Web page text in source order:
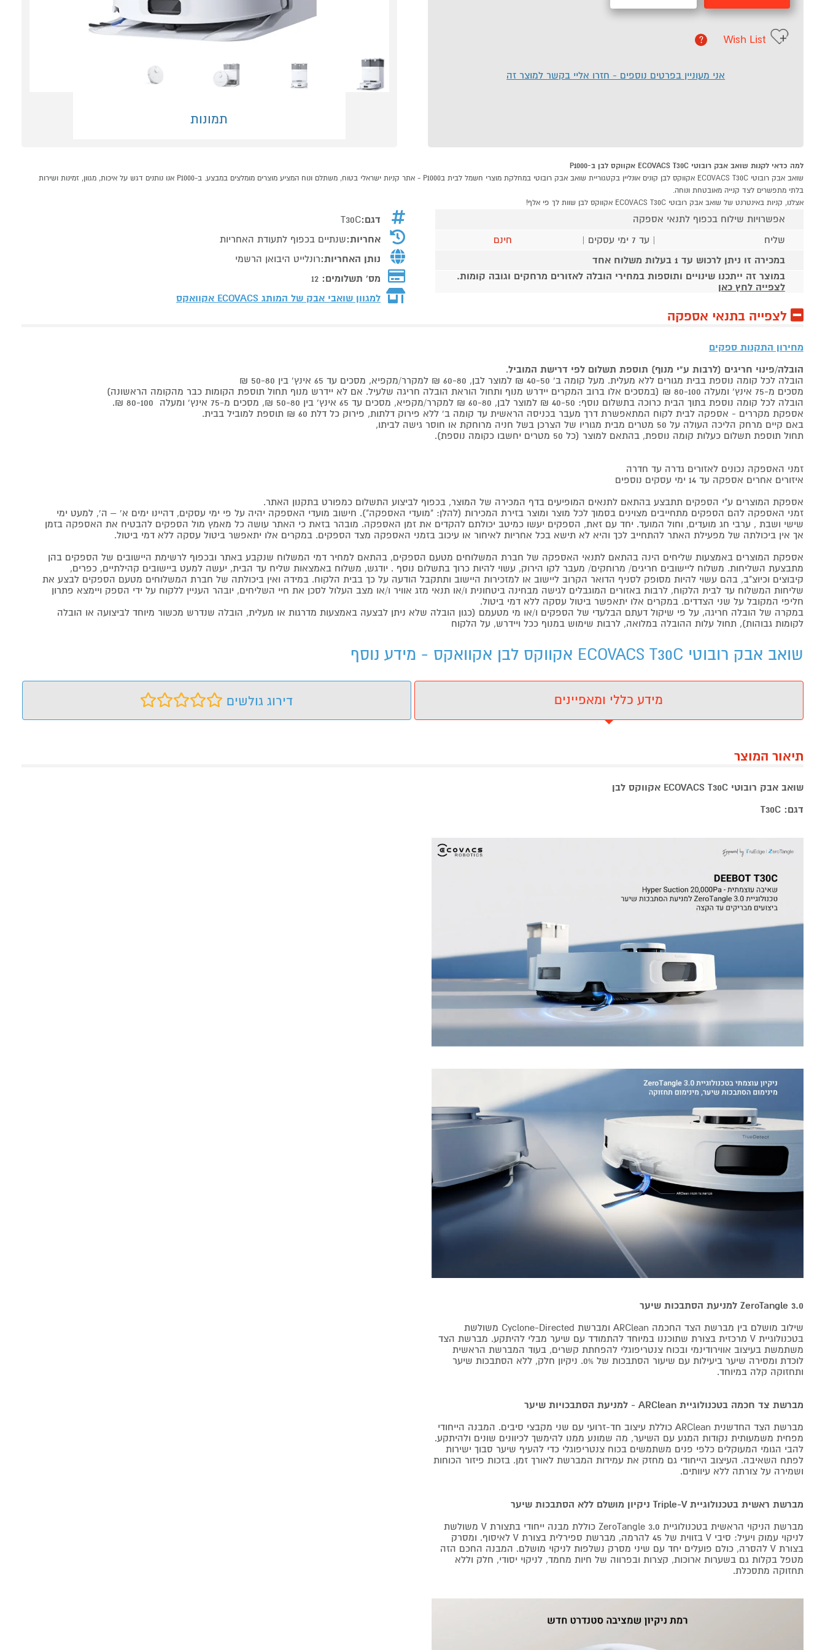
תמונות
Wish List
?
אני מעוניין בפרטים נוספים - חזרו אליי בקשר למוצר זה
למה כדאי לקנות שואב אבק רובוטי ECOVACS T30C אקווקס לבן ב-P1000
שואב אבק רובוטי ECOVACS T30C אקווקס לבן קונים אונליין בקטגוריית שואב אבק רובוטי במחלקת מוצרי חשמל לבית בP1000 - אתר קניות ישראלי בטוח, משתלם ונוח המציע מוצרים מומלצים במבצע. ב-P1000 אנו נותנים דגש על איכות, מגוון, זמינות ושירות
בלתי מתפשרים לצד קנייה מאובטחת ונוחה.
אצלנו, קניות באינטרנט של שואב אבק רובוטי ECOVACS T30C אקווקס לבן שוות לך פי אלף!
אפשרויות שילוח בכפוף לתנאי אספקה
שליח
| עד 7 ימי עסקים |
חינם
במכירה זו ניתן לרכוש עד 1 בעלות משלוח אחד
במוצר זה ייתכנו שינויים ותוספות במחירי הובלה לאזורים מרחקים וגובה קומות.
לצפייה לחץ כאן
דגם:T30C
אחריות:שנתיים בכפוף לתעודת האחריות
נותן האחריות:רונלייט היבואן הרשמי
מס' תשלומים: 12
למגוון שואבי אבק של המותג ECOVACS אקוואקס
לצפייה בתנאי אספקה
מחירון התקנות ספקים
הובלה/פינוי חריגים (לרבות ע"י מנוף) תוספת תשלום לפי דרישת המוביל.
הובלה לכל קומה נוספת בבית מגורים ללא מעלית. מעל קומה ב' 40-50 ₪ למוצר לבן, 60-80 ₪ למקרר/מקפיא, מסכים עד 65 אינץ' בין 50-80 ₪
מסכים מ-75 אינץ' ומעלה 80-100 ₪ (במסכים אלו ברוב המקרים יידרש מנוף ותחול הוראת הובלה חריגה שלעיל. אם לא יידרש מנוף תחול תוספת הקומות כבר מהקומה הראשונה)
הובלה לכל קומה נוספת בתוך הבית כרוכה בתשלום נוסף: 40-50 ₪ למוצר לבן, 60-80 ₪ למקרר/מקפיא, מסכים עד 65 אינץ' בין 50-80 ₪, מסכים מ-75 אינץ' ומעלה 80-100 ₪.
אספקת מקררים - אספקה לבית לקוח המתאפשרת דרך מעבר בכניסה הראשית עד קומה ב' ללא פירוק דלתות, פירוק כל דלת 60 ₪ תוספת למוביל בבית.
באם קיים מרחק הליכה העולה על 50 מטרים מבית מגוריו של הצרכן בשל חניה מרוחקת או חוסר גישה לביתו,
תחול תוספת תשלום כעלות קומה נוספת, בהתאם למוצר (כל 50 מטרים יחשבו כקומה נוספת).
זמני האספקה נכונים לאזורים גדרה עד חדרה
איזורים אחרים אספקה עד 14 ימי עסקים נוספים
אספקת המוצרים ע"י הספקים תתבצע בהתאם לתנאים המופיעים בדף המכירה של המוצר, בכפוף לביצוע התשלום כמפורט בתקנון האתר.
זמני האספקה להם הספקים מתחייבים מצוינים בסמוך לכל מוצר ומוצר בזירת המכירות (להלן: "מועדי האספקה"). חישוב מועדי האספקה יהיה על פי ימי עסקים, דהיינו ימים א' – ה', למעט ימי
שישי ושבת , ערבי חג מועדים, וחול המועד. יחד עם זאת, הספקים יעשו כמיטב יכולתם להקדים את זמן האספקה. מובהר בזאת כי האתר עושה כל מאמץ מול הספקים להבטיח את האספקה בזמן
אך אין ביכולתה של מפעילת האתר להתחייב לכך והיא לא תישא בכל אחריות לאיחור או עיכוב בזמני האספקה מצד הספקים. במקרים אלו יתאפשר ביטול עסקה ללא דמי ביטול.
אספקת המוצרים באמצעות שליחים הינה בהתאם לתנאי האספקה של חברת המשלוחים מטעם הספקים, בהתאם למחיר דמי המשלוח שנקבע באתר ובכפוף לרשימת היישובים של הספקים בהן
מתבצעת השליחות. משלוח ליישובים חריגים/ מרוחקים/ מעבר לקו הירוק, עשוי להיות כרוך בתשלום נוסף . יודגש, משלוח באמצאות שליח עד הבית, יעשה למעט ביישובים קהילתיים, כפרים,
קיבוצים וכיוצ"ב, בהם עשוי להיות מסופק לסניף הדואר הקרוב ליישוב או למזכירות היישוב ותתקבל הודעה על כך בבית הלקוח. במידה ואין ביכולתה של חברת המשלוחים מטעם הספקים לבצע את
שליחות המשלוח עד לבית הלקוח, לרבות באזורים המוגבלים לגישה מבחינה ביטחונית ו/או תנאי מזג אוויר ו/או מצב העלול לסכן את חיי השליחים, יובהר העניין ללקוח על ידי הספק ויימצא פתרון
חליפי המקובל על שני הצדדים. במקרים אלו יתאפשר ביטול עסקה ללא דמי ביטול.
במקרה של הובלה חריגה, על פי שיקול דעתם הבלעדי של הספקים ו/או מי מטעמם (כגון הובלה שלא ניתן לבצעה באמצעות מדרגות או מעלית, הובלה שנדרש מכשור מיוחד לביצועה או הובלה
לקומות גבוהות), תחול עלות ההובלה במלואה, לרבות שימוש במנוף ככל ויידרש, על הלקוח
שואב אבק רובוטי ECOVACS T30C אקווקס לבן אקוואקס - מידע נוסף
מידע כללי ומאפיינים דירוג גולשים
תיאור המוצר
שואב אבק רובוטי ECOVACS T30C אקווקס לבן
דגם: T30C
ZeroTangle 3.0 למניעת הסתבכות שיער
שילוב מושלם בין מברשת הצד החכמה ARClean ומברשת Cyclone-Directed משולשת
בטכנולוגיית V מרכזית בצורת שתוכננו במיוחד להתמודד עם שיער מבלי להיתקע. מברשת הצד
משתמשת בעיצוב אווירודינמי ובכוח צנטריפוגלי להפחתת קשרים, בעוד המברשת הראשית
לוכדת ומסירה שיער ביעילות עם שיעור הסתבכות של 0%. ניקיון חלק, ללא הסתבכות שיער
ותחזוקה קלה במיוחד.
מברשת צד חכמה בטכנולוגיית ARClean - למניעת הסתבכויות שיער
מברשת הצד החדשנית ARClean כוללת עיצוב חד-זרועי עם שני מקבצי סיבים. המבנה הייחודי
מפחית משמעותית נקודות המגע עם השיער, מה שמונע ממנו להימשך לכיוונים שונים ולהיתקע.
להבי הגומי המעוקלים כלפי פנים משתמשים בכוח צנטריפוגלי כדי להעיף שיער סבוך ישירות
לפתח השאיבה. העיצוב הייחודי גם מחזק את עמידות המברשת לאורך זמן. בזכות פיזור הכוחות
ושמירה על צורתה ללא עיוותים.
מברשת ראשית בטכנולוגיית Triple-V ניקיון מושלם ללא הסתבכות שיער
מברשת הניקוי הראשית בטכנולוגיית 3.0 ZeroTangle כוללת מבנה ייחודי בתצורת V משולשת
לניקוי עמוק ויעיל: סיבי V בזווית של 45 להרמה, מברשת ספירלית בצורת V לאיסוף. ומסרק
בצורת V להסרה, כולם פועלים יחד עם שיני מסרק נשלפות לניקוי מושלם. המבנה החכם הזה
מטפל בקלות גם בשערות ארוכות, קצרות ובפרווה של חיות מחמד, לניקוי יסודי, חלק וללא
תחזוקה מתסכלת.